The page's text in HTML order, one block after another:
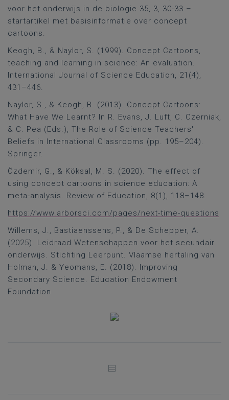
voor het onderwijs in de biologie 35, 3, 30-33 –
startartikel met basisinformatie over concept
cartoons.
Keogh, B., & Naylor, S. (1999). Concept Cartoons,
teaching and learning in science: An evaluation.
International Journal of Science Education, 21(4),
431–446.
Naylor, S., & Keogh, B. (2013). Concept Cartoons:
What Have We Learnt? In R. Evans, J. Luft, C. Czerniak,
& C. Pea (Eds.), The Role of Science Teachers'
Beliefs in International Classrooms (pp. 195–204).
Springer.
Özdemir, G., & Köksal, M. S. (2020). The effect of
using concept cartoons in science education: A
meta-analysis. Review of Education, 8(1), 118–148.
https://www.arborsci.com/pages/next-time-questions
Willems, J., Bastiaenssens, P., & De Schepper, A.
(2025). Leidraad Wetenschappen voor het secundair
onderwijs. Stichting Leerpunt. Vlaamse hertaling van
Holman, J. & Yeomans, E. (2018). Improving
Secondary Science. Education Endowment
Foundation.